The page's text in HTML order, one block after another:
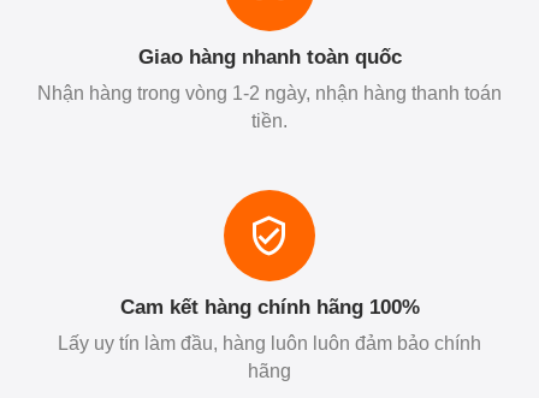
Giao hàng nhanh toàn quốc
Nhận hàng trong vòng 1-2 ngày, nhận hàng thanh toán
tiền.
Cam kết hàng chính hãng 100%
Lấy uy tín làm đầu, hàng luôn luôn đảm bảo chính
hãng